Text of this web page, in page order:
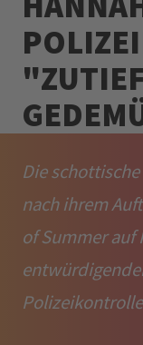
Die
nach ihrem
of Summer auf